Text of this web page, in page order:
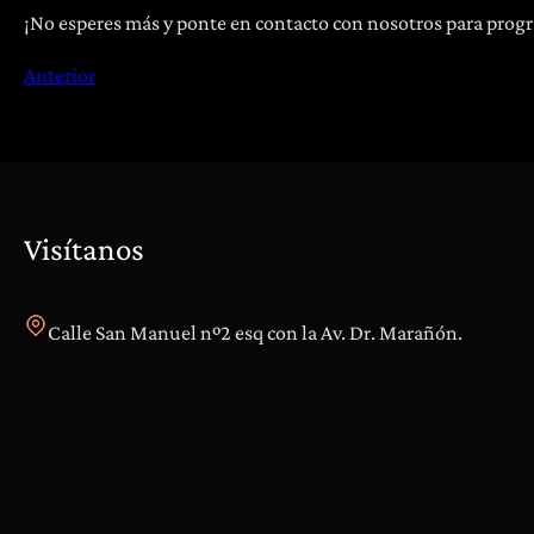
¡No esperes más y ponte en contacto con nosotros para
Anterior
Visítanos
Calle San Manuel nº2 esq con la Av. Dr. Marañón.